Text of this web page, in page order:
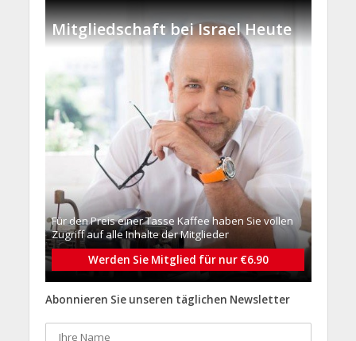
Mitgliedschaft bei Israel Heute
Für den Preis einer Tasse Kaffee haben Sie vollen
Zugriff auf alle Inhalte der Mitglieder
Werden Sie Mitglied für nur €6.90
Abonnieren Sie unseren täglichen Newsletter